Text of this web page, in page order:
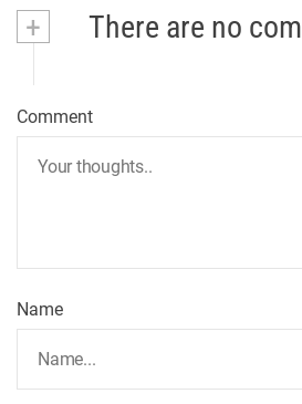
+ There are no
Comment
Name